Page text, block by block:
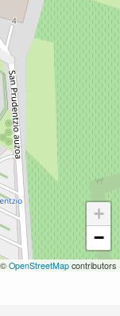
+
−
© OpenStreetMap contributors